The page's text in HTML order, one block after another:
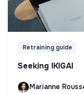
Retraining guide
Seeking IKIGAI
Marianne